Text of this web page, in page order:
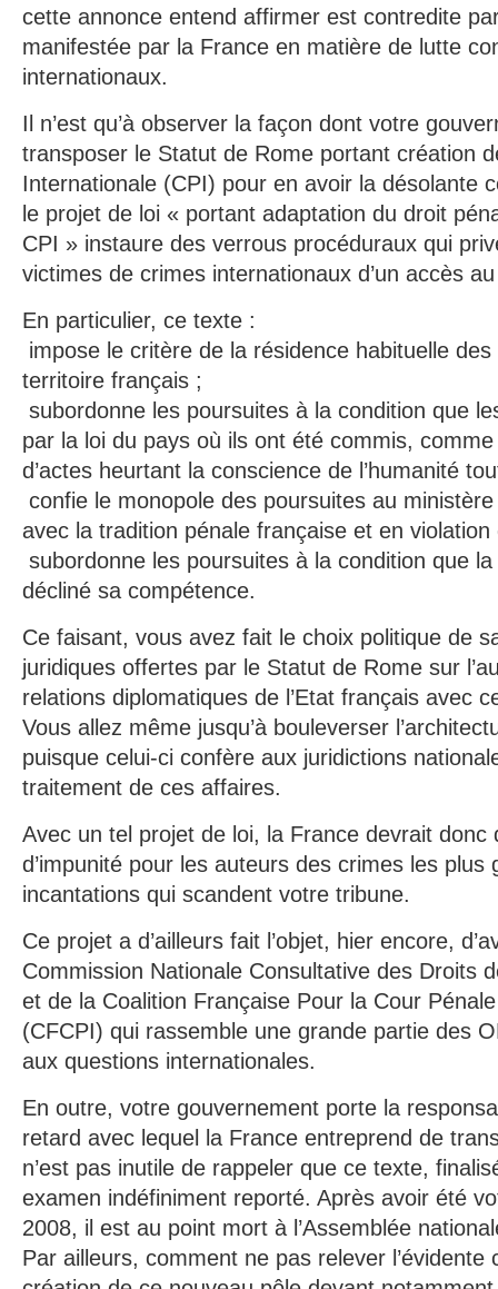
cette annonce entend affirmer est contredite
manifestée par la France en matière de lutte
internationaux.
Il n’est qu’à observer la façon dont votre
transposer le Statut de Rome portant création
Internationale (CPI) pour en avoir la désolante
le projet de loi « portant adaptation du droit
CPI » instaure des verrous procéduraux qui
victimes de crimes internationaux d’un accès
En particulier, ce texte :
impose le critère de la résidence habituelle
territoire français ;
subordonne les poursuites à la condition que
par la loi du pays où ils ont été commis, comme
d’actes heurtant la conscience de l’humanité
confie le monopole des poursuites au
avec la tradition pénale française et en violation
subordonne les poursuites à la condition que
décliné sa compétence.
Ce faisant, vous avez fait le choix politique de
juridiques offertes par le Statut de Rome sur
relations diplomatiques de l’Etat français avec
Vous allez même jusqu’à bouleverser
puisque celui-ci confère aux juridictions
traitement de ces affaires.
Avec un tel projet de loi, la France devrait donc
d’impunité pour les auteurs des crimes les plus
incantations qui scandent votre tribune.
Ce projet a d’ailleurs fait l’objet, hier encore,
Commission Nationale Consultative des Droits
et de la Coalition Française Pour la Cour
(CFCPI) qui rassemble une grande partie des
aux questions internationales.
En outre, votre gouvernement porte la
retard avec lequel la France entreprend de
n’est pas inutile de rappeler que ce texte,
examen indéfiniment reporté. Après avoir été
2008, il est au point mort à l’Assemblée
Par ailleurs, comment ne pas relever l’évidente